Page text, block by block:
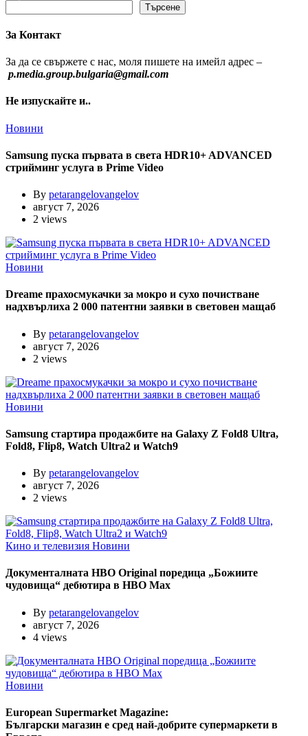
Търсене
За Контакт
За да се свържете с нас, моля пишете на имейл адрес –
p.media.group.bulgaria@gmail.com
Не изпускайте и..
Новини
Samsung пуска първата в света HDR10+ ADVANCED
стрийминг услуга в Prime Video
By petarangelovangelov
август 7, 2026
2 views
Новини
Dreame прахосмукачки за мокро и сухо почистване
надхвърлиха 2 000 патентни заявки в световен мащаб
By petarangelovangelov
август 7, 2026
2 views
Новини
Samsung стартира продажбите на Galaxy Z Fold8 Ultra,
Fold8, Flip8, Watch Ultra2 и Watch9
By petarangelovangelov
август 7, 2026
2 views
Кино и телевизия Новини
Документалната HBO Original поредица „Божиите
чудовища“ дебютира в HBO Max
By petarangelovangelov
август 7, 2026
4 views
Новини
European Supermarket Magazine:
Български магазин е сред най-добрите супермаркети в